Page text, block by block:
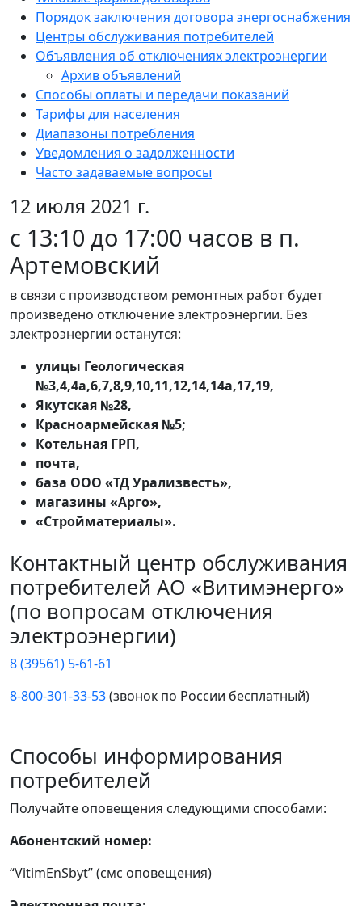
Порядок заключения договора энергоснабжения
Центры обслуживания потребителей
Объявления об отключениях электроэнергии
Архив объявлений
Способы оплаты и передачи показаний
Тарифы для населения
Диапазоны потребления
Уведомления о задолженности
Часто задаваемые вопросы
12 июля 2021 г.
с 13:10 до 17:00 часов в п.
Артемовский
в связи с производством ремонтных работ будет
произведено отключение электроэнергии. Без
электроэнергии останутся:
улицы Геологическая
№3,4,4а,6,7,8,9,10,11,12,14,14а,17,19,
Якутская №28,
Красноармейская №5;
Котельная ГРП,
почта,
база ООО «ТД Урализвесть»,
магазины «Арго»,
«Стройматериалы».
Контактный центр обслуживания
потребителей АО «Витимэнерго»
(по вопросам отключения
электроэнергии)
8 (39561) 5-61-61
8-800-301-33-53(звонок по России бесплатный)
Способы информирования
потребителей
Получайте оповещения следующими способами:
Абонентский номер:
“VitimEnSbyt” (смс оповещения)